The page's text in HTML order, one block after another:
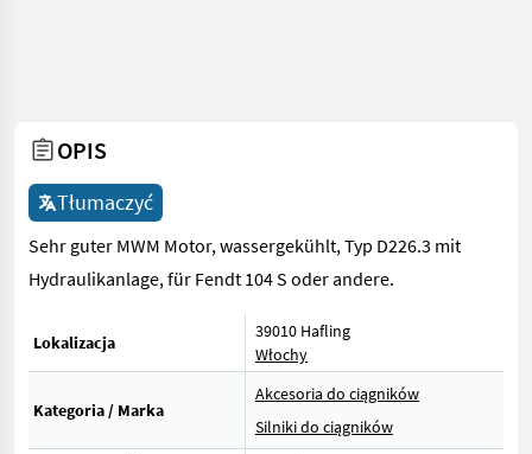
OPIS
Tłumaczyć
Sehr guter MWM Motor, wassergekühlt, Typ D226.3 mit
Hydraulikanlage, für Fendt 104 S oder andere.
Lokalizacja
39010 Hafling
Włochy
Kategoria / Marka
Akcesoria do ciągników
Silniki do ciągników